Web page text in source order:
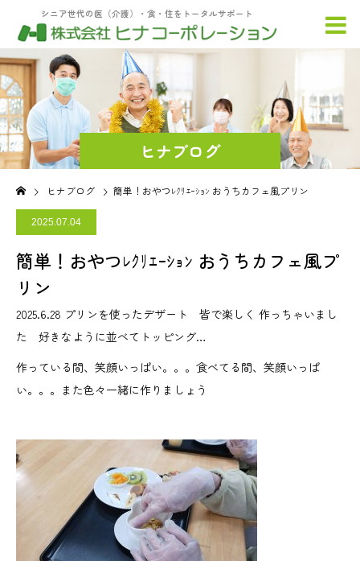
シニア世代の医（介護）・食・住をトータルサポート
ヒナブログ
ヒナブログ 簡単！おやつﾚｸﾘｴｰｼｮﾝ おうちカフェ風プリン
2025.07.04
簡単！おやつﾚｸﾘｴｰｼｮﾝ おうちカフェ風プ
リン
2025.6.28 プリンを使ったデザート 皆で楽しく 作っちゃいまし
た 好きなように並べてトッピング…
作っている間、笑顔いっぱい。。。食べてる間、笑顔いっぱ
い。。。また色々一緒に作りましょう